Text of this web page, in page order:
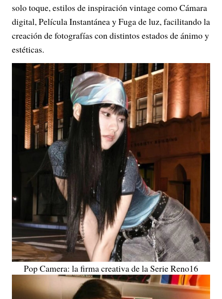
solo toque, estilos de inspiración vintage como Cámara
digital, Película Instantánea y Fuga de luz, facilitando la
creación de fotografías con distintos estados de ánimo y
estéticas.
Pop Camera: la firma creativa de la Serie Reno16